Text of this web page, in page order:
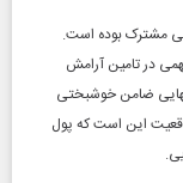
مشترک بوده است.
در تامین آرامش
ضامن خوشبختی
این است که پول